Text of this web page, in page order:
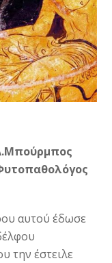
αυτού έδωσε
την έστειλε